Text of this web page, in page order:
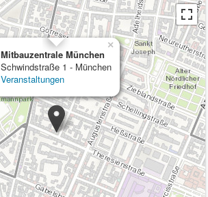
Mitbauzentrale München
Schwindstraße 1 - München
Veranstaltungen
×